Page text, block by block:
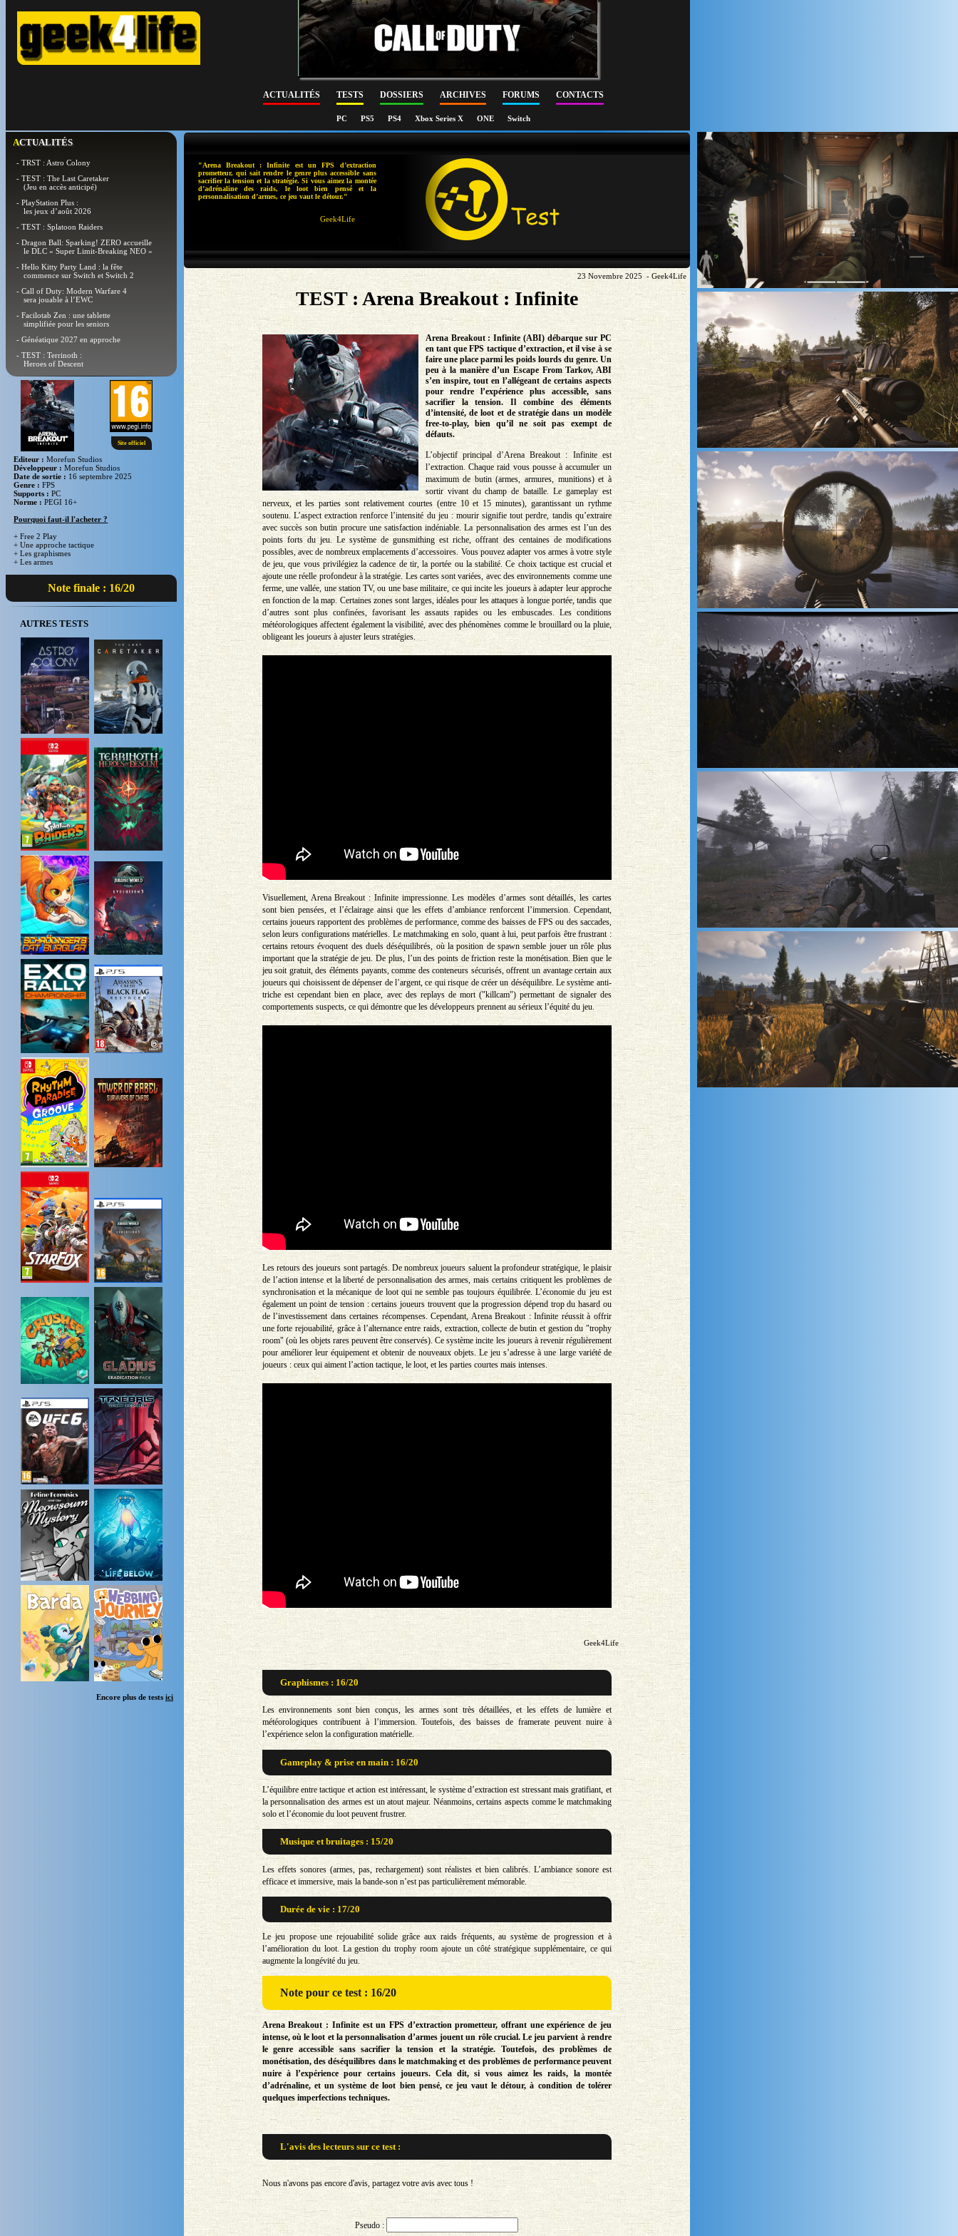
ACTUALITÉS TESTS DOSSIERS ARCHIVES FORUMS CONTACTS
PC PS5 PS4 Xbox Series X ONE Switch
ACTUALITÉS
- TRST : Astro Colony
- TEST : The Last Caretaker
(Jeu en accès anticipé)
- PlayStation Plus :
les jeux d’août 2026
- TEST : Splatoon Raiders
- Dragon Ball: Sparking! ZERO accueille
le DLC « Super Limit-Breaking NEO »
- Hello Kitty Party Land : la fête
commence sur Switch et Switch 2
- Call of Duty: Modern Warfare 4
sera jouable à l’EWC
- Facilotab Zen : une tablette
simplifiée pour les seniors
- Généatique 2027 en approche
- TEST : Terrinoth :
Heroes of Descent
Site officiel
Editeur :Morefun Studios
Développeur :Morefun Studios
Date de sortie : 16 septembre 2025
Genre :FPS
Supports :PC
Norme :PEGI 16+
Pourquoi faut-il l'acheter ?
+ Free 2 Play
+ Une approche tactique
+ Les graphismes
+ Les armes
Note finale : 16/20
AUTRES TESTS
Encore plus de tests ici
"Arena Breakout : Infinite est un FPS d’extraction
prometteur, qui sait rendre le genre plus accessible sans
sacrifier la tension et la stratégie. Si vous aimez la montée
d’adrénaline des raids, le loot bien pensé et la
personnalisation d’armes, ce jeu vaut le détour."
Geek4Life
23 Novembre 2025 - Geek4Life
TEST : Arena Breakout : Infinite
Arena Breakout : Infinite (ABI) débarque sur PC
en tant que FPS tactique d’extraction, et il vise à se
faire une place parmi les poids lourds du genre. Un
peu à la manière d’un Escape From Tarkov, ABI
s’en inspire, tout en l’allégeant de certains aspects
pour rendre l’expérience plus accessible, sans
sacrifier la tension. Il combine des éléments
d’intensité, de loot et de stratégie dans un modèle
free-to-play, bien qu’il ne soit pas exempt de
défauts.
L’objectif principal d’Arena Breakout : Infinite est
l’extraction. Chaque raid vous pousse à accumuler un
maximum de butin (armes, armures, munitions) et à
sortir vivant du champ de bataille. Le gameplay est
nerveux, et les parties sont relativement courtes (entre 10 et 15 minutes), garantissant un rythme
soutenu. L’aspect extraction renforce l’intensité du jeu : mourir signifie tout perdre, tandis qu’extraire
avec succès son butin procure une satisfaction indéniable. La personnalisation des armes est l’un des
points forts du jeu. Le système de gunsmithing est riche, offrant des centaines de modifications
possibles, avec de nombreux emplacements d’accessoires. Vous pouvez adapter vos armes à votre style
de jeu, que vous privilégiez la cadence de tir, la portée ou la stabilité. Ce choix tactique est crucial et
ajoute une réelle profondeur à la stratégie. Les cartes sont variées, avec des environnements comme une
ferme, une vallée, une station TV, ou une base militaire, ce qui incite les joueurs à adapter leur approche
en fonction de la map. Certaines zones sont larges, idéales pour les attaques à longue portée, tandis que
d’autres sont plus confinées, favorisant les assauts rapides ou les embuscades. Les conditions
météorologiques affectent également la visibilité, avec des phénomènes comme le brouillard ou la pluie,
obligeant les joueurs à ajuster leurs stratégies.
Visuellement, Arena Breakout : Infinite impressionne. Les modèles d’armes sont détaillés, les cartes
sont bien pensées, et l’éclairage ainsi que les effets d’ambiance renforcent l’immersion. Cependant,
certains joueurs rapportent des problèmes de performance, comme des baisses de FPS ou des saccades,
selon leurs configurations matérielles. Le matchmaking en solo, quant à lui, peut parfois être frustrant :
certains retours évoquent des duels déséquilibrés, où la position de spawn semble jouer un rôle plus
important que la stratégie de jeu. De plus, l’un des points de friction reste la monétisation. Bien que le
jeu soit gratuit, des éléments payants, comme des conteneurs sécurisés, offrent un avantage certain aux
joueurs qui choisissent de dépenser de l’argent, ce qui risque de créer un déséquilibre. Le système anti-
triche est cependant bien en place, avec des replays de mort ("killcam") permettant de signaler des
comportements suspects, ce qui démontre que les développeurs prennent au sérieux l’équité du jeu.
Les retours des joueurs sont partagés. De nombreux joueurs saluent la profondeur stratégique, le plaisir
de l’action intense et la liberté de personnalisation des armes, mais certains critiquent les problèmes de
synchronisation et la mécanique de loot qui ne semble pas toujours équilibrée. L’économie du jeu est
également un point de tension : certains joueurs trouvent que la progression dépend trop du hasard ou
de l’investissement dans certaines récompenses. Cependant, Arena Breakout : Infinite réussit à offrir
une forte rejouabilité, grâce à l’alternance entre raids, extraction, collecte de butin et gestion du "trophy
room" (où les objets rares peuvent être conservés). Ce système incite les joueurs à revenir régulièrement
pour améliorer leur équipement et obtenir de nouveaux objets. Le jeu s’adresse à une large variété de
joueurs : ceux qui aiment l’action tactique, le loot, et les parties courtes mais intenses.
Geek4Life
Graphismes : 16/20
Les environnements sont bien conçus, les armes sont très détaillées, et les effets de lumière et
météorologiques contribuent à l’immersion. Toutefois, des baisses de framerate peuvent nuire à
l’expérience selon la configuration matérielle.
Gameplay & prise en main : 16/20
L’équilibre entre tactique et action est intéressant, le système d’extraction est stressant mais gratifiant, et
la personnalisation des armes est un atout majeur. Néanmoins, certains aspects comme le matchmaking
solo et l’économie du loot peuvent frustrer.
Musique et bruitages : 15/20
Les effets sonores (armes, pas, rechargement) sont réalistes et bien calibrés. L’ambiance sonore est
efficace et immersive, mais la bande-son n’est pas particulièrement mémorable.
Durée de vie : 17/20
Le jeu propose une rejouabilité solide grâce aux raids fréquents, au système de progression et à
l’amélioration du loot. La gestion du trophy room ajoute un côté stratégique supplémentaire, ce qui
augmente la longévité du jeu.
Note pour ce test : 16/20
Arena Breakout : Infinite est un FPS d’extraction prometteur, offrant une expérience de jeu
intense, où le loot et la personnalisation d’armes jouent un rôle crucial. Le jeu parvient à rendre
le genre accessible sans sacrifier la tension et la stratégie. Toutefois, des problèmes de
monétisation, des déséquilibres dans le matchmaking et des problèmes de performance peuvent
nuire à l’expérience pour certains joueurs. Cela dit, si vous aimez les raids, la montée
d’adrénaline, et un système de loot bien pensé, ce jeu vaut le détour, à condition de tolérer
quelques imperfections techniques.
L'avis des lecteurs sur ce test :
Nous n'avons pas encore d'avis, partagez votre avis avec tous !
Pseudo :